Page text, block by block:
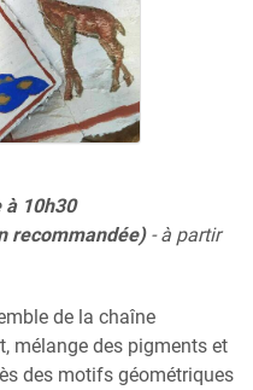
à 10h30
recommandée) - à partir
de la chaîne
mélange des pigments et
des motifs géométriques